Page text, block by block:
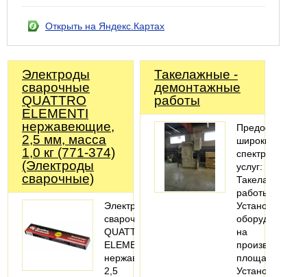
Открыть на Яндекс.Картах
Электроды
сварочные
QUATTRO
ELEMENTI
нержавеющие,
2,5 мм, масса
1,0 кг (771-374)
(Электроды
сварочные)
Электроды
сварочные
QUATTRO
ELEMENTI
нержавеющие,
2,5
Такелажные -
демонтажные
работы
Предоставляем
широкий
спектр
услуг:
Такелажные
работы;
Установка
оборудования
на
площадях;
Установка